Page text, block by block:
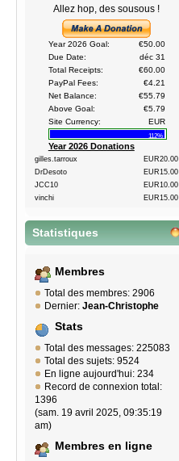
Allez hop, des sousous !
Year 2026 Goal:
€50.00
Due Date:
déc 31
Total Receipts:
€60.00
PayPal Fees:
€4.21
Net Balance:
€55.79
Above Goal:
€5.79
Site Currency:
EUR
112%
Year 2026 Donations
gilles.tarroux
EUR20.00
DrDesoto
EUR15.00
JCC10
EUR10.00
vinchi
EUR15.00
Statistiques
Membres
Total des membres: 2906
Dernier: Jean-Christophe
Stats
Total des messages: 225083
Total des sujets: 9524
En ligne aujourd'hui: 234
Record de connexion total:
1396
(sam. 19 avril 2025, 09:35:19
am)
Membres en ligne